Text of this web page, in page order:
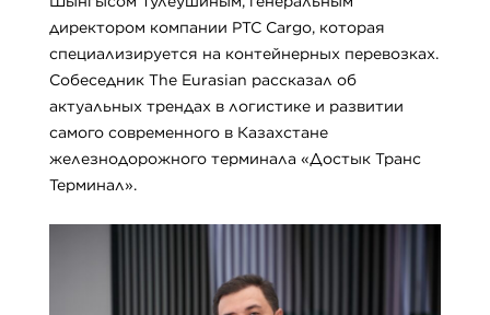
директором компании PTC Cargo, которая
специализируется на контейнерных перевозках.
Собеседник The Eurasian рассказал об
актуальных трендах в логистике и развитии
самого современного в Казахстане
железнодорожного терминала «Достык Транс
Терминал».